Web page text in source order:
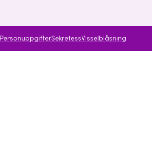
PersonuppgifterSekretessVisselblåsning